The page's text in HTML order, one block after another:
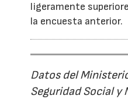
ligeramente
la encuesta anterior.
Datos del
Seguridad Social y